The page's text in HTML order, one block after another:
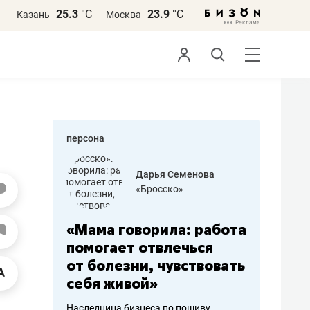
Казань 25.3 °С Москва 23.9 °С
персона
Дарья Семенова
«Бросско»
«Мама говорила: работа
помогает отвлечься
от болезни, чувствовать
себя живой»